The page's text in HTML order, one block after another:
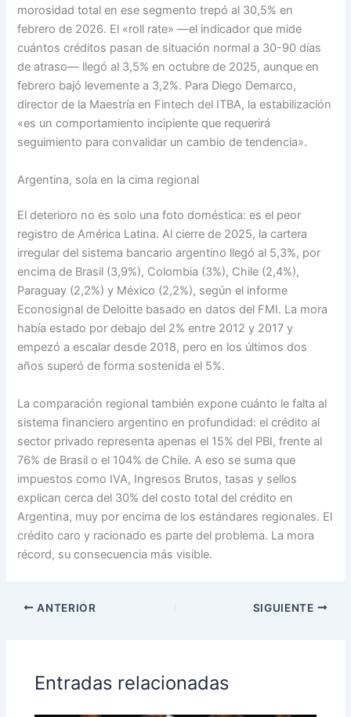
morosidad total en ese segmento trepó al 30,5% en
febrero de 2026. El «roll rate» —el indicador que mide
cuántos créditos pasan de situación normal a 30-90 días
de atraso— llegó al 3,5% en octubre de 2025, aunque en
febrero bajó levemente a 3,2%. Para Diego Demarco,
director de la Maestría en Fintech del ITBA, la estabilización
«es un comportamiento incipiente que requerirá
seguimiento para convalidar un cambio de tendencia».
Argentina, sola en la cima regional
El deterioro no es solo una foto doméstica: es el peor
registro de América Latina. Al cierre de 2025, la cartera
irregular del sistema bancario argentino llegó al 5,3%, por
encima de Brasil (3,9%), Colombia (3%), Chile (2,4%),
Paraguay (2,2%) y México (2,2%), según el informe
Econosignal de Deloitte basado en datos del FMI. La mora
había estado por debajo del 2% entre 2012 y 2017 y
empezó a escalar desde 2018, pero en los últimos dos
años superó de forma sostenida el 5%.
La comparación regional también expone cuánto le falta al
sistema financiero argentino en profundidad: el crédito al
sector privado representa apenas el 15% del PBI, frente al
76% de Brasil o el 104% de Chile. A eso se suma que
impuestos como IVA, Ingresos Brutos, tasas y sellos
explican cerca del 30% del costo total del crédito en
Argentina, muy por encima de los estándares regionales. El
crédito caro y racionado es parte del problema. La mora
récord, su consecuencia más visible.
ANTERIOR SIGUIENTE
Entradas relacionadas